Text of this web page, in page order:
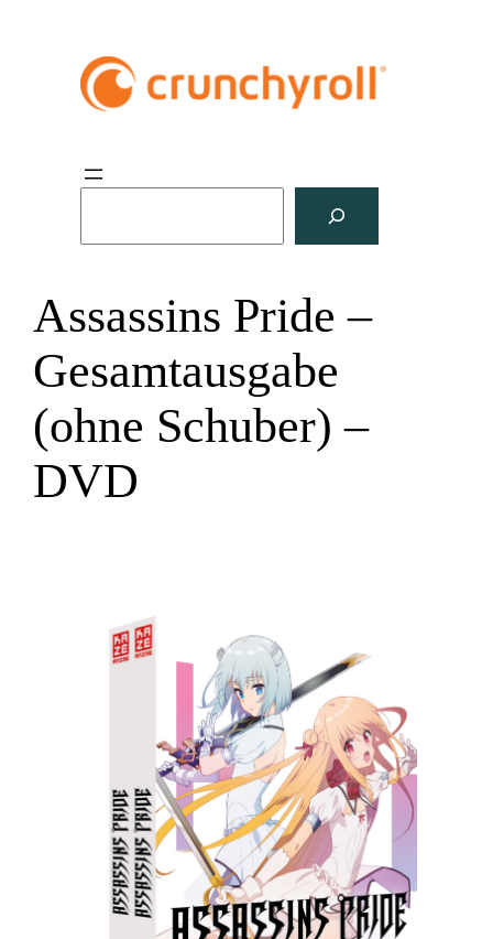
e
Assassins Pride –
Gesamtausgabe
(ohne Schuber) –
DVD